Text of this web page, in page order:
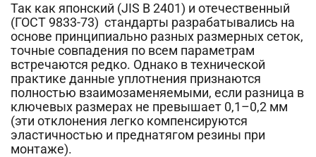
Так как японский (JIS B 2401) и отечественный
(ГОСТ 9833-73) стандарты разрабатывались на
основе принципиально разных размерных сеток,
точные совпадения по всем параметрам
встречаются редко. Однако в технической
практике данные уплотнения признаются
полностью взаимозаменяемыми, если разница в
ключевых размерах не превышает 0,1–0,2 мм
(эти отклонения легко компенсируются
эластичностью и преднатягом резины при
монтаже).